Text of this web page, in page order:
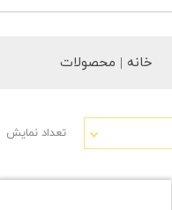
خانه | محصولات
تعداد نمایش